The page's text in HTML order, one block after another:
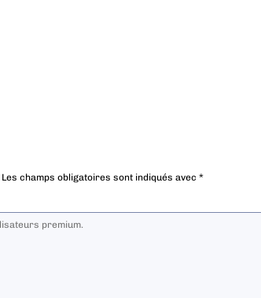
Les champs obligatoires sont indiqués avec *